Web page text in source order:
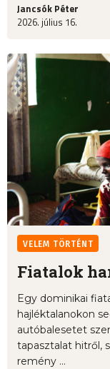
Jancsók Péter
2026. július 16.
VELEM TÖRTÉNT
Fiatalok
Egy dominikai
hajléktalanokon
autóbalesetet
tapasztalat hitről,
remény ...